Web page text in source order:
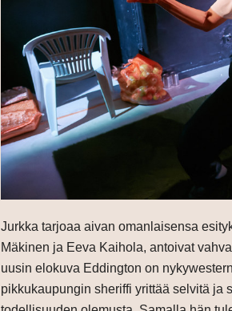
Jurkka tarjoaa aivan omanlaisensa
Mäkinen ja Eeva Kaihola, antoivat
uusin elokuva Eddington on
pikkukaupungin sheriffi yrittää selvitä ja